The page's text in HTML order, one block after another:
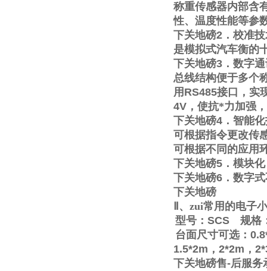
称重传感器内部含
性、温度性能等参
下关地磅2 ．校准
是模拟式汽车衡的
下关地磅3 ．数字
总线结构便于多个
用 RS485接口，实
4V ，使抗*力加强
下关地磅4 ．智能
可根据指令更改传
可根据不同的应用
下关地磅5 ．模块
下关地磅6 ．数字
下关地磅
、zui常用的电子
型号： SCS
规格
台面尺寸可选：
1.5*2m ， 2*2m ，
下关地磅售-后服务